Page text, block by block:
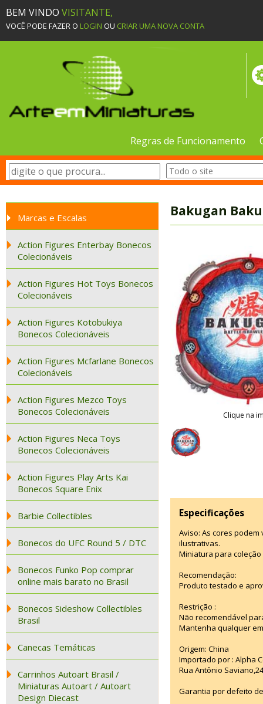
BEM VINDO VISITANTE,
VOCÊ PODE FAZER O LOGIN OU CRIAR UMA NOVA CONTA
Regras de Funcionamento
Marcas e Escalas
Action Figures Enterbay Bonecos
Colecionáveis
Action Figures Hot Toys Bonecos
Colecionáveis
Action Figures Kotobukiya
Bonecos Colecionáveis
Action Figures Mcfarlane Bonecos
Colecionáveis
Action Figures Mezco Toys
Bonecos Colecionáveis
Action Figures Neca Toys
Bonecos Colecionáveis
Action Figures Play Arts Kai
Bonecos Square Enix
Barbie Collectibles
Bonecos do UFC Round 5 / DTC
Bonecos Funko Pop comprar
online mais barato no Brasil
Bonecos Sideshow Collectibles
Brasil
Canecas Temáticas
Carrinhos Autoart Brasil /
Miniaturas Autoart / Autoart
Design Diecast
Bakugan
Clique na
Especificações
Aviso: As cores
ilustrativas.
Miniatura para
Recomendação:
Produto testado e
Restrição :
Não recomendável
Mantenha qualquer
Origem: China
Importado por : Alpha
Rua Antônio
Garantia por defeito